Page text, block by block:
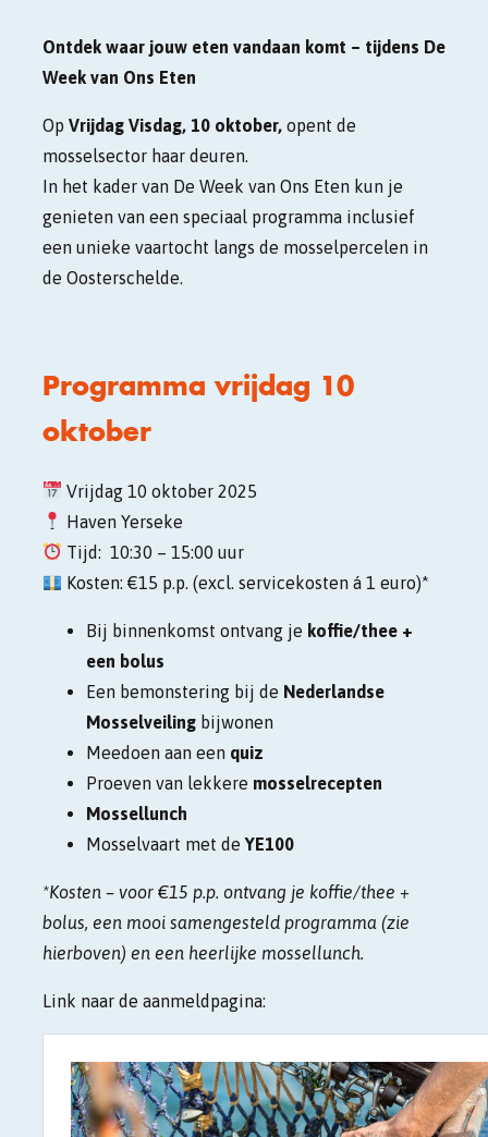
Ontdek waar jouw eten vandaan komt – tijdens De
Week van Ons Eten
Op Vrijdag Visdag, 10 oktober,opent de
mosselsector haar deuren.
In het kader van De Week van Ons Eten kun je
genieten van een speciaal programma inclusief
een unieke vaartocht langs de mosselpercelen in
de Oosterschelde.
Programma vrijdag 10
oktober
Vrijdag 10 oktober 2025
Haven Yerseke
Tijd: 10:30 – 15:00 uur
Kosten: €15 p.p. (excl. servicekosten á 1 euro)*
Bij binnenkomst ontvang je koffie/thee +
een bolus
Een bemonstering bij de Nederlandse
Mosselveilingbijwonen
Meedoen aan een quiz
Proeven van lekkere mosselrecepten
Mossellunch
Mosselvaart met deYE100
*Kosten – voor €15 p.p. ontvang je koffie/thee +
bolus, een mooi samengesteld programma (zie
hierboven) en een heerlijke mossellunch.
Link naar de aanmeldpagina: